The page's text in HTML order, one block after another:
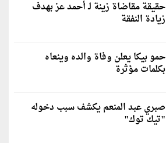
حقيقة مقاضاة زينة لـ أحمد عز بهدف
زيادة النفقة
حمو بيكا يعلن وفاة والده وينعاه
بكلمات مؤثرة
صبري عبد المنعم يكشف سبب دخوله
"تيك توك"